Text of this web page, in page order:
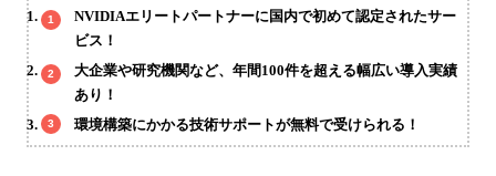
NVIDIAエリートパートナーに国内で初めて認定されたサー
ビス！
大企業や研究機関など、年間100件を超える幅広い導入実績
あり！
環境構築にかかる技術サポートが無料で受けられる！